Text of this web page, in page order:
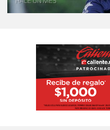
EVENTOS
REBAÑO
CHIVAS
TIENDA